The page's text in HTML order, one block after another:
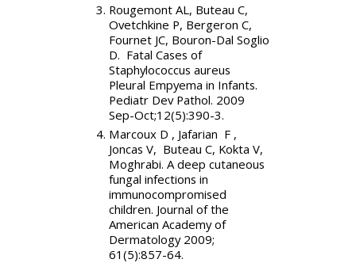
Rougemont AL, Buteau C,
Ovetchkine P, Bergeron C,
Fournet JC, Bouron-Dal Soglio
D. Fatal Cases of
Staphylococcus aureus
Pleural Empyema in Infants.
Pediatr Dev Pathol. 2009
Sep-Oct;12(5):390-3.
Marcoux D , Jafarian F ,
Joncas V, Buteau C, Kokta V,
Moghrabi. A deep cutaneous
fungal infections in
immunocompromised
children. Journal of the
American Academy of
Dermatology 2009;
61(5):857-64.